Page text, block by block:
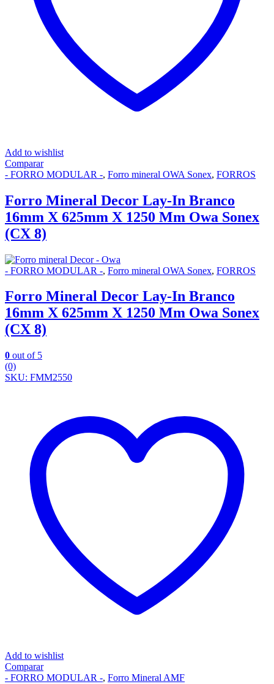
Add to wishlist
Comparar
- FORRO MODULAR -, Forro mineral OWA Sonex, FORROS
Forro Mineral Decor Lay-In Branco
16mm X 625mm X 1250 Mm Owa Sonex
(CX 8)
- FORRO MODULAR -, Forro mineral OWA Sonex, FORROS
Forro Mineral Decor Lay-In Branco
16mm X 625mm X 1250 Mm Owa Sonex
(CX 8)
0 out of 5
(0)
SKU: FMM2550
Add to wishlist
Comparar
- FORRO MODULAR -, Forro Mineral AMF